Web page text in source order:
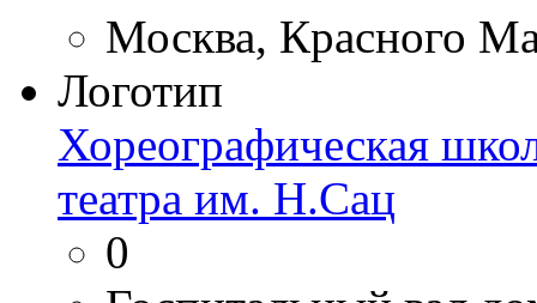
Москва, Красного
Логотип
Хореографическая
театра им. Н.Сац
0